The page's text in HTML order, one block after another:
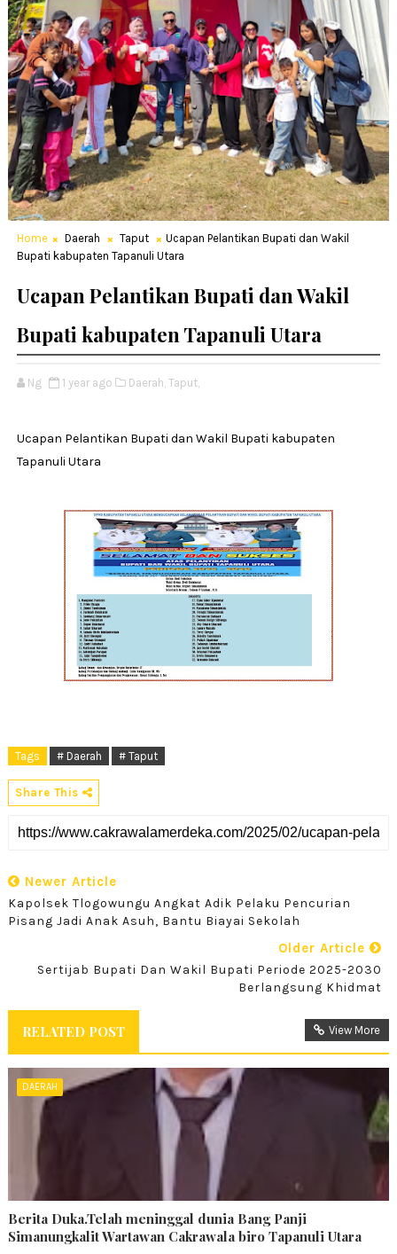
Home Daerah Taput
Ucapan Pelantikan Bupati dan Wakil
Bupati kabupaten Tapanuli Utara
Ucapan Pelantikan Bupati dan Wakil
Bupati kabupaten Tapanuli Utara
Ng 1 year ago Daerah, Taput,
Ucapan Pelantikan Bupati dan Wakil Bupati kabupaten
Tapanuli Utara
Tags # Daerah # Taput
Share This
Newer Article
Kapolsek Tlogowungu Angkat Adik Pelaku Pencurian
Pisang Jadi Anak Asuh, Bantu Biayai Sekolah
Older Article
Sertijab Bupati Dan Wakil Bupati Periode 2025-2030
Berlangsung Khidmat
RELATED POST View More
DAERAH
Berita Duka.Telah meninggal dunia Bang Panji
Simanungkalit Wartawan Cakrawala biro Tapanuli Utara